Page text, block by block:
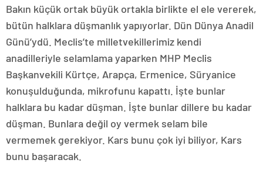
Bakın küçük ortak büyük ortakla birlikte el ele vererek,
bütün halklara düşmanlık yapıyorlar. Dün Dünya Anadil
Günü’ydü. Meclis’te milletvekillerimiz kendi
anadilleriyle selamlama yaparken MHP Meclis
Başkanvekili Kürtçe, Arapça, Ermenice, Süryanice
konuşulduğunda, mikrofunu kapattı. İşte bunlar
halklara bu kadar düşman. İşte bunlar dillere bu kadar
düşman. Bunlara değil oy vermek selam bile
vermemek gerekiyor. Kars bunu çok iyi biliyor, Kars
bunu başaracak.